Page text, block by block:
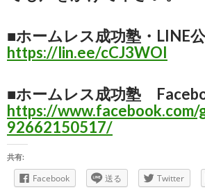
■ホームレス成功塾・LINE公
https://lin.ee/cCJ3WOI
■ホームレス成功塾
https://
92662150517/
共有:
Facebook 送る Twitter